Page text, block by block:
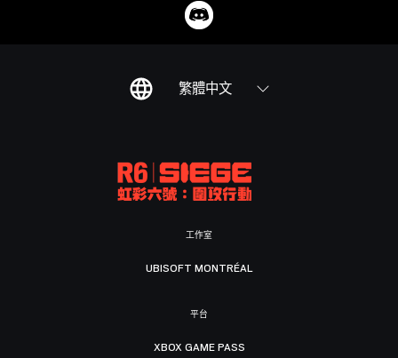
繁體中文
工作室
UBISOFT MONTRÉAL
平台
XBOX GAME PASS